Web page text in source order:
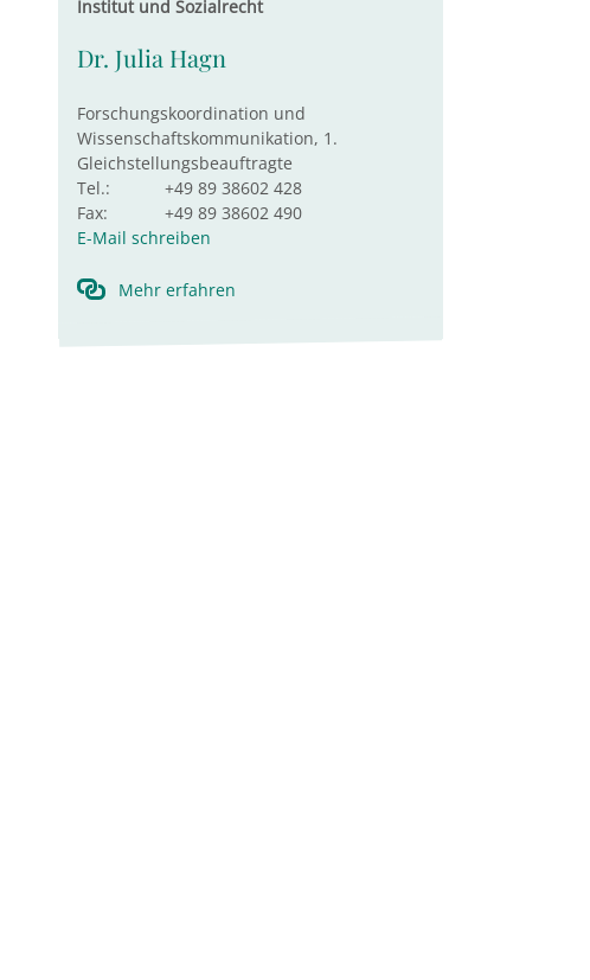
Institut und Sozialrecht
Dr. Julia Hagn
Forschungskoordination und
Wissenschaftskommunikation, 1.
Gleichstellungsbeauftragte
Tel.:
+49 89 38602 428
Fax:
+49 89 38602 490
E-Mail schreiben
Mehr erfahren